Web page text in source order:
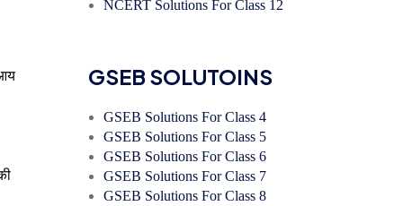
NCERT Solutions For Class 12
GSEB SOLUTOINS
GSEB Solutions For Class 4
GSEB Solutions For Class 5
GSEB Solutions For Class 6
GSEB Solutions For Class 7
GSEB Solutions For Class 8